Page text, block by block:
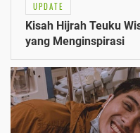
UPDATE
Kisah Hijrah Teuku
yang Menginspirasi